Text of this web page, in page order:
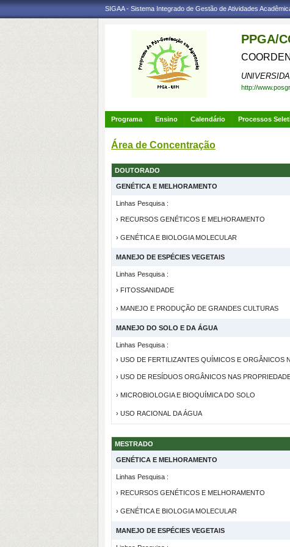
SIGAA - Sistema Integrado de Gestão de Atividades
PPGA/
http://
Programa Ensino Calendário Processos
Área de Concentração
DOUTORADO
GENÉTICA E MELHORAMENTO
Linhas Pesquisa :
› RECURSOS GENÉTICOS E MELHORAMENTO
› GENÉTICA E BIOLOGIA MOLECULAR
MANEJO DE ESPÉCIES VEGETAIS
Linhas Pesquisa :
› FITOSSANIDADE
› MANEJO E PRODUÇÃO DE GRANDES CULTURAS
MANEJO DO SOLO E DA ÁGUA
Linhas Pesquisa :
› USO DE FERTILIZANTES QUÍMICOS E ORGÂNICOS
› USO DE RESÍDUOS ORGÂNICOS NAS
› MICROBIOLOGIA E BIOQUÍMICA DO SOLO
› USO RACIONAL DA ÁGUA
MESTRADO
GENÉTICA E MELHORAMENTO
Linhas Pesquisa :
› RECURSOS GENÉTICOS E MELHORAMENTO
› GENÉTICA E BIOLOGIA MOLECULAR
MANEJO DE ESPÉCIES VEGETAIS